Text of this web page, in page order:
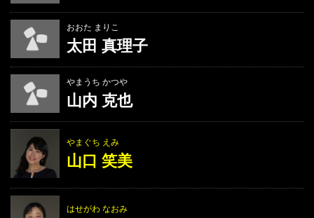
おおた まりこ
太田 真理子
やまうち かつや
山内 克也
やまぐち えみ
山口 笑美
はせがわ なおみ